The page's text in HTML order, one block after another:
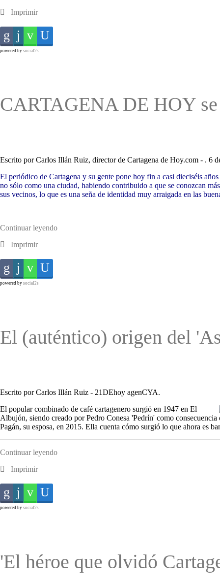
Imprimir
powered by social2s
CARTAGENA DE HOY
Escrito por Carlos Illán Ruiz, director de Cartagena de Hoy.com - . 6
El periódico de Cartagena y su gente pone hoy fin a casi dieciséis
no sólo como una ciudad, habiendo contribuido a que se conozcan
sus vecinos, lo que es una seña de identidad muy arraigada en las
Continuar leyendo
Imprimir
powered by social2s
El (auténtico) origen del
Escrito por Carlos Illán Ruiz - 21DEhoy agenCYA.
El popular combinado de café cartagenero surgió en 1947 en El
Albujón, siendo creado por Pedro Conesa 'Pedrín' como
Pagán, su esposa, en 2015. Ella cuenta cómo surgió lo que ahora es
Continuar leyendo
Imprimir
powered by social2s
'El héroe que olvidó